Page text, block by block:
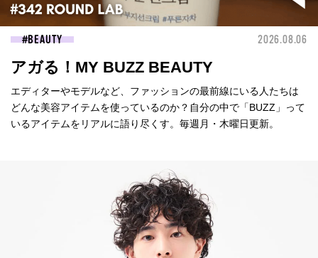
BEAUTY 2026.08.06
アガる！MY BUZZ BEAUTY
エディターやモデルなど、ファッションの最前線にいる人たちは
どんな美容アイテムを使っているのか？自分の中で「BUZZ」って
いるアイテムをリアルに語り尽くす。毎週月・木曜日更新。